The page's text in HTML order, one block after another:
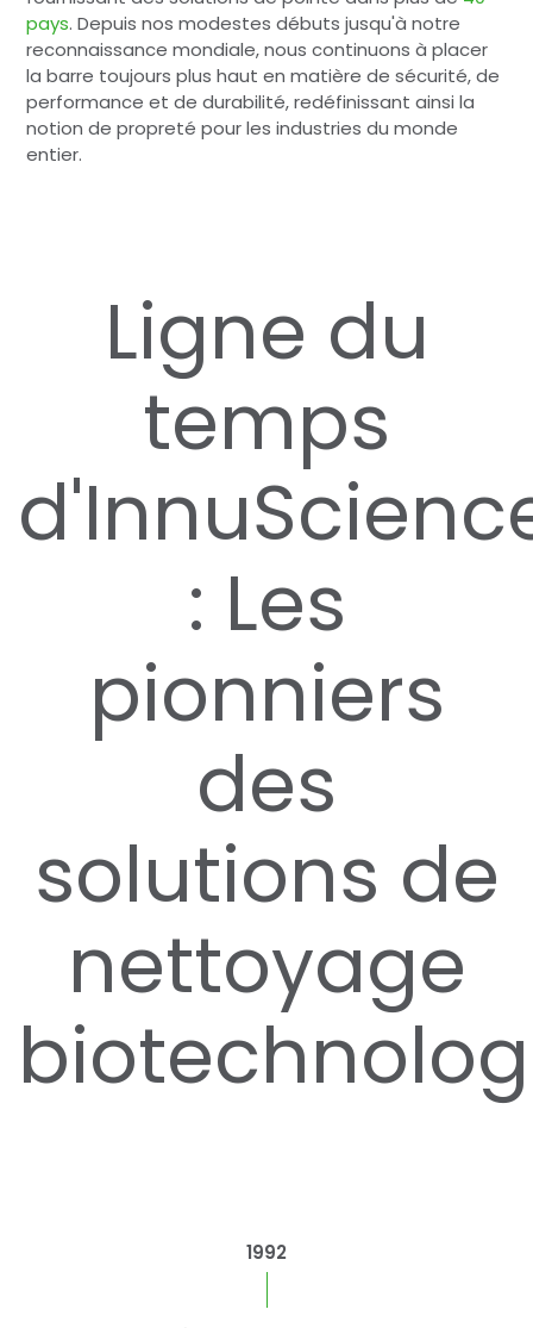
pays. Depuis nos modestes débuts jusqu'à notre
reconnaissance mondiale, nous continuons à placer
la barre toujours plus haut en matière de sécurité, de
performance et de durabilité, redéfinissant ainsi la
notion de propreté pour les industries du monde
entier.
Ligne du
temps
: Les
pionniers
des
solutions de
nettoyage
1992